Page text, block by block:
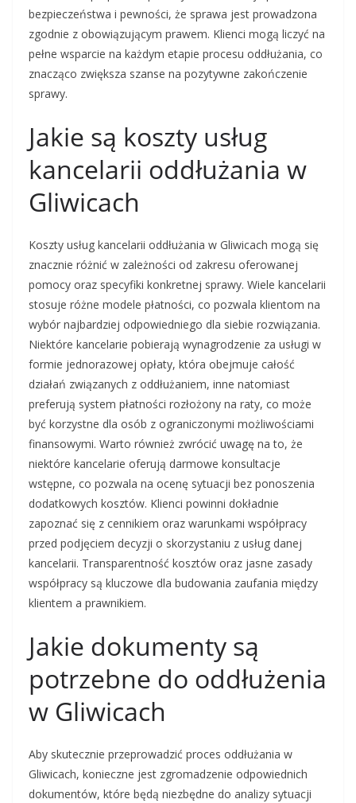
bezpieczeństwa i pewności, że sprawa jest prowadzona
zgodnie z obowiązującym prawem. Klienci mogą liczyć na
pełne wsparcie na każdym etapie procesu oddłużania, co
znacząco zwiększa szanse na pozytywne zakończenie
sprawy.
Jakie są koszty usług
kancelarii oddłużania w
Gliwicach
Koszty usług kancelarii oddłużania w Gliwicach mogą się
znacznie różnić w zależności od zakresu oferowanej
pomocy oraz specyfiki konkretnej sprawy. Wiele kancelarii
stosuje różne modele płatności, co pozwala klientom na
wybór najbardziej odpowiedniego dla siebie rozwiązania.
Niektóre kancelarie pobierają wynagrodzenie za usługi w
formie jednorazowej opłaty, która obejmuje całość
działań związanych z oddłużaniem, inne natomiast
preferują system płatności rozłożony na raty, co może
być korzystne dla osób z ograniczonymi możliwościami
finansowymi. Warto również zwrócić uwagę na to, że
niektóre kancelarie oferują darmowe konsultacje
wstępne, co pozwala na ocenę sytuacji bez ponoszenia
dodatkowych kosztów. Klienci powinni dokładnie
zapoznać się z cennikiem oraz warunkami współpracy
przed podjęciem decyzji o skorzystaniu z usług danej
kancelarii. Transparentność kosztów oraz jasne zasady
współpracy są kluczowe dla budowania zaufania między
klientem a prawnikiem.
Jakie dokumenty są
potrzebne do oddłużenia
w Gliwicach
Aby skutecznie przeprowadzić proces oddłużania w
Gliwicach, konieczne jest zgromadzenie odpowiednich
dokumentów, które będą niezbędne do analizy sytuacji